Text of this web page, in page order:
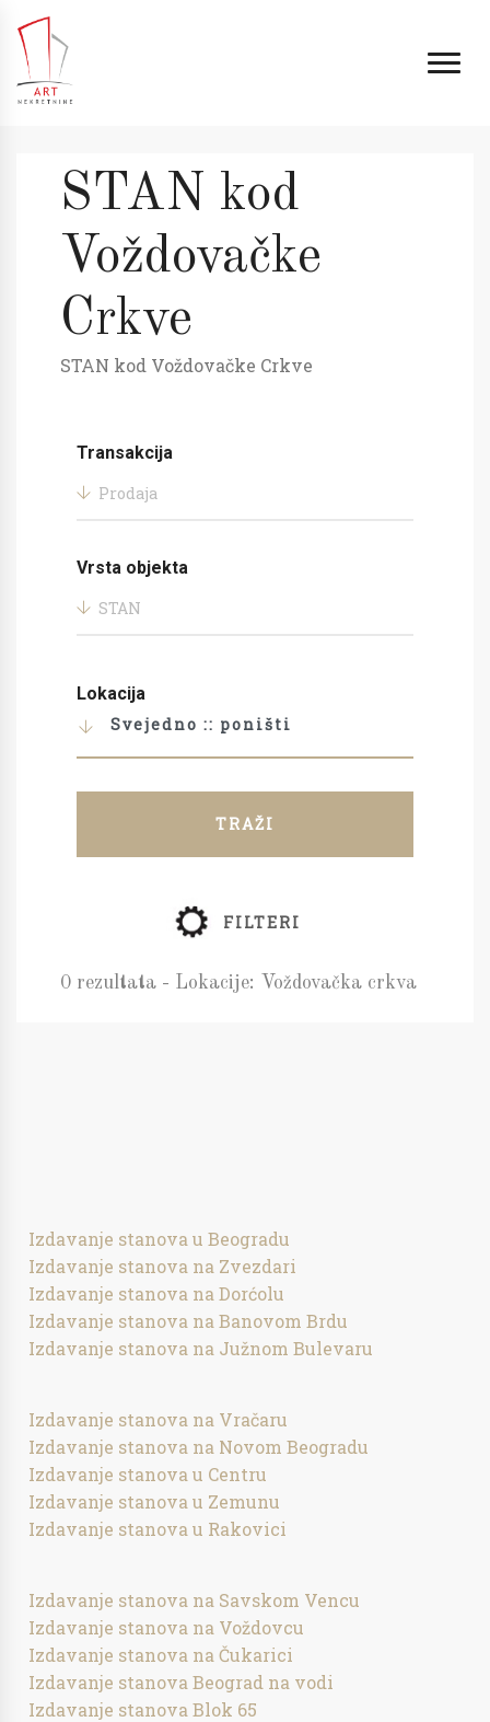
STAN kod
Voždovačke
Crkve
STAN kod Voždovačke Crkve
Transakcija
Prodaja
Vrsta objekta
STAN
Lokacija
Svejedno :: poništi
TRAŽI
FILTERI
0 rezultata - Lokacije: Voždovačka crkva
Izdavanje stanova u Beogradu
Izdavanje stanova na Zvezdari
Izdavanje stanova na Dorćolu
Izdavanje stanova na Banovom Brdu
Izdavanje stanova na Južnom Bulevaru
Izdavanje stanova na Vračaru
Izdavanje stanova na Novom Beogradu
Izdavanje stanova u Centru
Izdavanje stanova u Zemunu
Izdavanje stanova u Rakovici
Izdavanje stanova na Savskom Vencu
Izdavanje stanova na Voždovcu
Izdavanje stanova na Čukarici
Izdavanje stanova Beograd na vodi
Izdavanje stanova Blok 65